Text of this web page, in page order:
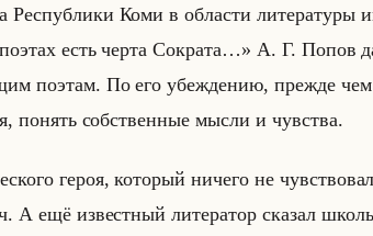
Рес­пуб­ли­ки Коми в об­ла­сти
есть черта Сократа…» А. Г. Попов
по­этам. По его убеж­де­нию, преж­де чем
по­нять соб­ствен­ные мысли и чув­ства.
героя, который ничего не
А ещё из­вест­ный ли­те­ра­тор ска­зал